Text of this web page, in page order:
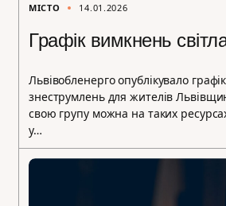
МІСТО 14.01.2026
Графік вимкнень
Львівобленерго опублікувало
знеструмлень для жителів
свою групу можна на таких
у…